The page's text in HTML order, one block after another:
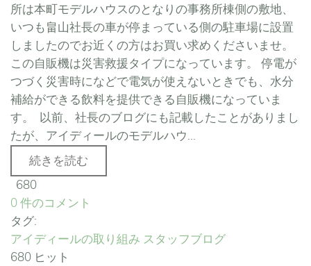
所は本町モデルハウスのとなりの事務所棟側の敷地、
いつも畠山社長の車が停まっている側の駐車場に設置
しましたのでお近くの方はお買い求めくださいませ。
この自販機は災害救援タイプになっています。 停電が
つづく災害時になどで電気が使えないときでも、水分
補給ができる飲料を提供できる自販機になっていま
す。 以前、社長のブログにも記載したことがありまし
たが、アイディールのモデルハウ...
続きを読む
680
0 件のコメント
タグ:
アイディールの取り組み スタッフブログ
680 ヒット